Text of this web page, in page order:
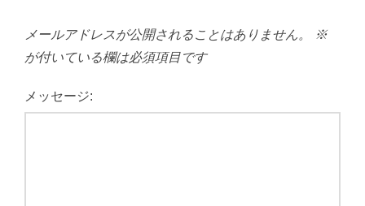
メールアドレスが公開されることはありません。
※
が付いている欄は必須項目です
メッセージ: